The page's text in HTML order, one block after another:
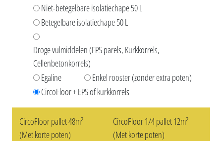
Niet-betegelbare isolatiechape 50 L
Betegelbare isolatiechape 50 L
Droge vulmiddelen (EPS parels, Kurkkorrels,
Cellenbetonkorrels)
Egaline
Enkel rooster (zonder extra poten)
CircoFloor + EPS of kurkkorrels
CircoFloor pallet 48m²
(Met korte poten)
CircoFloor 1/4 pallet 12m²
(Met korte poten)